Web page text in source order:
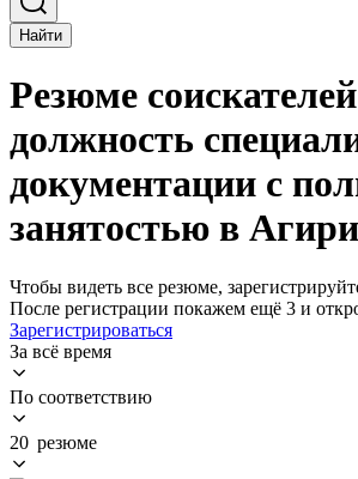
Найти
Резюме
должность
документации с
занятостью в
Чтобы видеть все резюме,
После регистрации покажем ещё 3 и
Зарегистрироваться
За всё время
По соответствию
20 резюме